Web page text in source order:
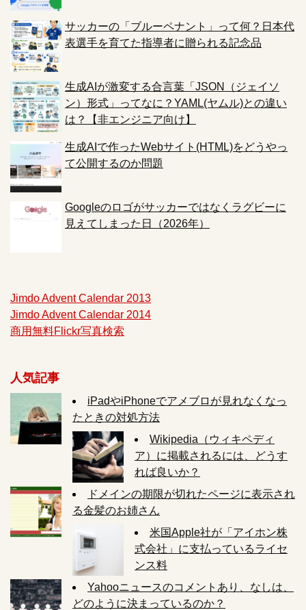
サッカーの「ブルーペナント」って何？日本代
表選手を育てた指導者に贈られる記念品
生成AIが激変する合言葉「JSON（ジェイソ
ン）形式」ってなに？YAML(ヤムル)との違い
は？【非エンジニア向け】
生成AIで作ったWebサイト(HTML)をどうやっ
て公開するのか問題
Googleのロゴがサッカーではなくラグビーに
見えてしまった日（2026年）
Jimdo Advent Calendar 2013
Jimdo Advent Calendar 2014
商用無料Flickr写真検索
人気記事
iPadやiPhoneでアメブロが見れなくなっ
たときの対処方法
Wikipedia（ウィキペディ
ア）に掲載されるには、どうす
れば良いか？
ドメインの期限が切れたページに表示され
る金髪のお姉さん
米国Apple社が「アイホン株
式会社」に支払っているライセ
ンス料
Yahooニュースのコメントあり、なしは、
どのように決まっているのか？